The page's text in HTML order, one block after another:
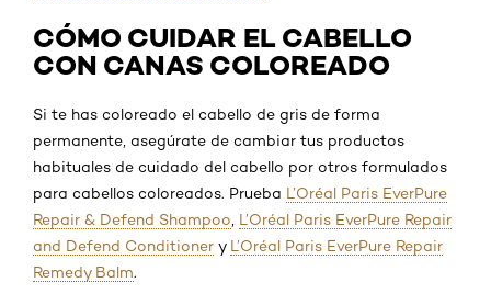
CÓMO CUIDAR EL CABELLO
CON CANAS COLOREADO
Si te has coloreado el cabello de gris de forma
permanente, asegúrate de cambiar tus productos
habituales de cuidado del cabello por otros formulados
para cabellos coloreados. Prueba L’Oréal Paris EverPure
Repair & Defend Shampoo L’Oréal Paris EverPure Repair
and Defend Conditioner y L’Oréal Paris EverPure Repair
Remedy Balm.